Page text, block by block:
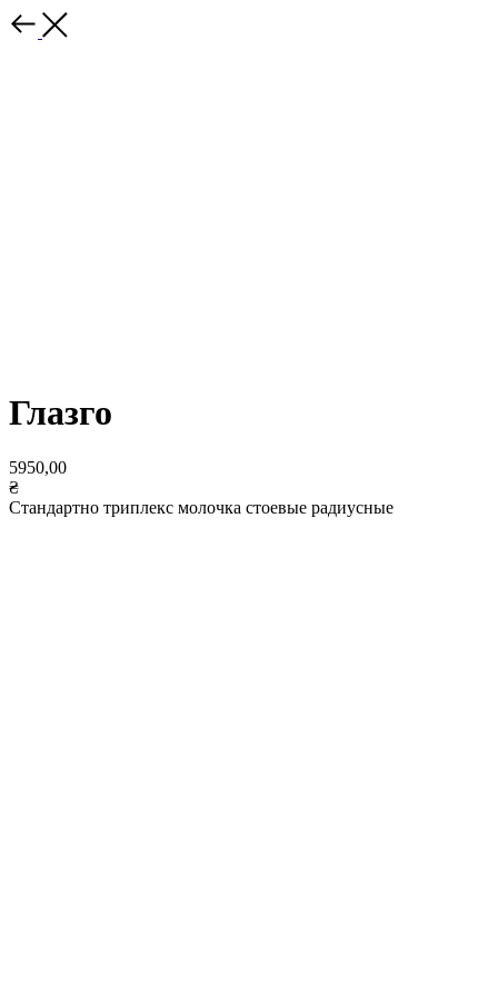
Глазго
5950,00
₴
Стандартно триплекс молочка стоевые радиусные